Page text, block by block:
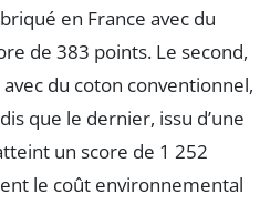
en France avec du
de 383 points. Le second,
du coton conventionnel,
que le dernier, issu d’une
un score de 1 252
le coût environnemental